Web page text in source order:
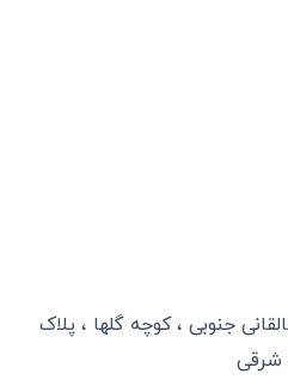
جنوبی ، کوچه گلها ، پلاک